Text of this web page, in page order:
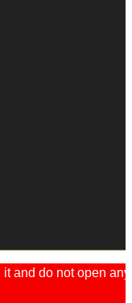
and do not open any